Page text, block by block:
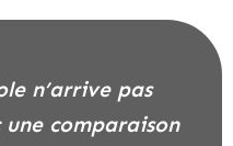
comparaison